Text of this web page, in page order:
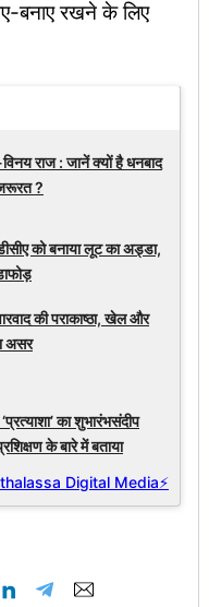
बनाए रखने के लिए
राज : जानें क्यों है धनबाद
?
को बनाया लूट का अड्डा,
की पराकाष्ठा, खेल और
असर
का शुभारंभसंदीप
के बारे में बताया
Digital Media⚡